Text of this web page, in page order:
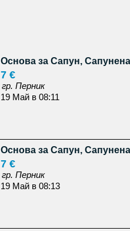
Основа за Сапун,
7 €
гр. Перник
19 Май в 08:11
Основа за Сапун,
7 €
гр. Перник
19 Май в 08:13